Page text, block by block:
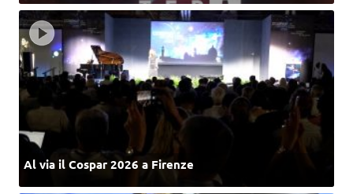
Al via il Cospar 2026 a Firenze